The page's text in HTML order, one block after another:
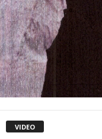
VIDEO